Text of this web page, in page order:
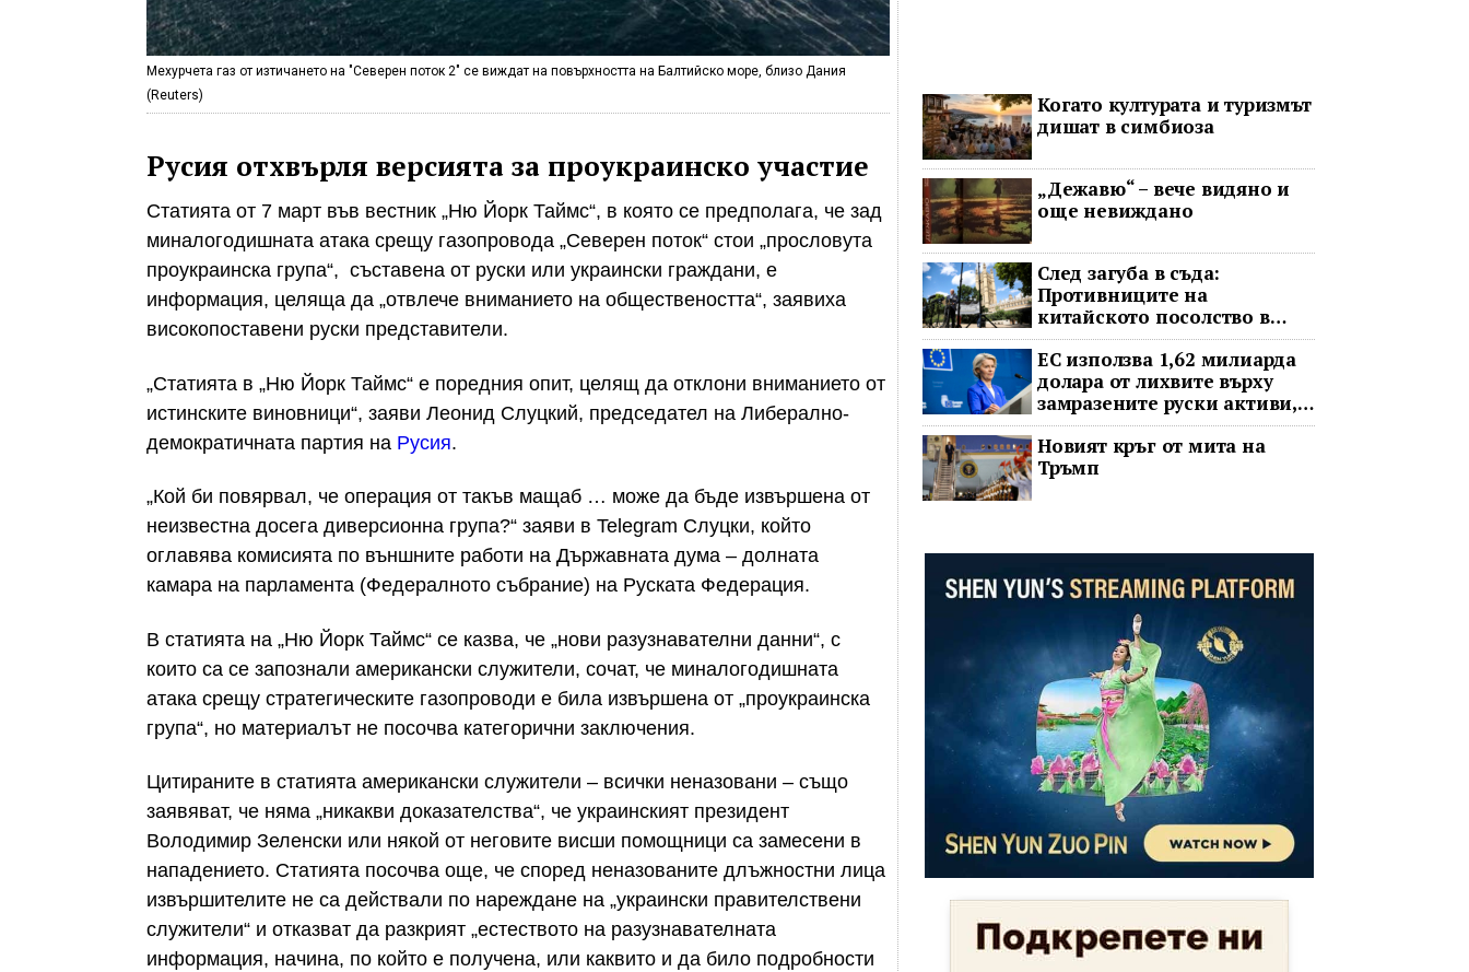
Мехурчета газ от изтичането на "Северен поток 2" се виждат на повърхността на Балтийско море, близо Дания
(Reuters)
Русия отхвърля версията за проукраинско участие
Статията от 7 март във вестник „Ню Йорк Таймс“, в която се предполага, че зад
миналогодишната атака срещу газопровода „Северен поток“ стои „прословута
проукраинска група“, съставена от руски или украински граждани, е
информация, целяща да „отвлече вниманието на обществеността“, заявиха
високопоставени руски представители.
„Статията в „Ню Йорк Таймс“ е поредния опит, целящ да отклони вниманието от
истинските виновници“, заяви Леонид Слуцкий, председател на Либерално-
демократичната партия на Русия.
„Кой би повярвал, че операция от такъв мащаб … може да бъде извършена от
неизвестна досега диверсионна група?“ заяви в Telegram Слуцки, който
оглавява комисията по външните работи на Държавната дума – долната
камара на парламента (Федералното събрание) на Руската Федерация.
В статията на „Ню Йорк Таймс“ се казва, че „нови разузнавателни данни“, с
които са се запознали американски служители, сочат, че миналогодишната
атака срещу стратегическите газопроводи е била извършена от „проукраинска
група“, но материалът не посочва категорични заключения.
Цитираните в статията американски служители – всички неназовани – също
заявяват, че няма „никакви доказателства“, че украинският президент
Володимир Зеленски или някой от неговите висши помощници са замесени в
нападението. Статията посочва още, че според неназованите длъжностни лица
извършителите не са действали по нареждане на „украински правителствени
служители“ и отказват да разкрият „естеството на разузнавателната
информация, начина, по който е получена, или каквито и да било подробности
Когато културата и туризмът
дишат в симбиоза
„Дежавю“ – вече видяно и
още невиждано
След загуба в съда:
Противниците на
китайското посолство в
Лондон обжалват
ЕС използва 1,62 милиарда
долара от лихвите върху
замразените руски активи,
за да подкрепи Украйна
Новият кръг от мита на
Тръмп